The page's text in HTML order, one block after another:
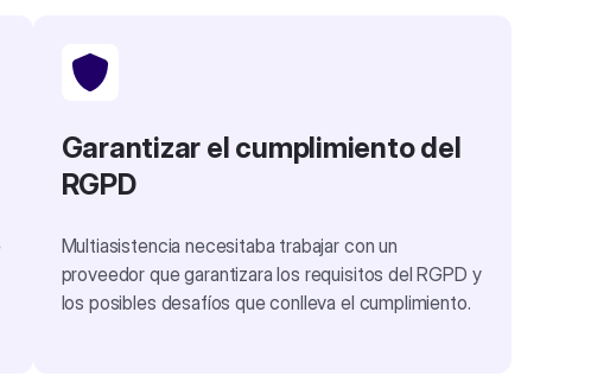
Garantizar el cumplimiento del
RGPD
Multiasistencia necesitaba trabajar con un
proveedor que garantizara los requisitos del RGPD y
los posibles desafíos que conlleva el cumplimiento.